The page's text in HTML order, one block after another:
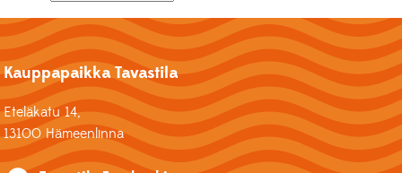
Kauppapaikka Tavastila
Eteläkatu 14,
13100 Hämeenlinna